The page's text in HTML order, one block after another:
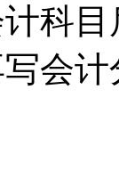
科
会计